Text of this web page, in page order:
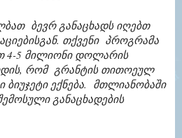
ბევრ განაცხადს იღებთ
თქვენი პროგრამა
4-5 მილიონი დოლარის
რომ გრანტის თითოეულ
ექნება. მთლიანობაში
განაცხადების